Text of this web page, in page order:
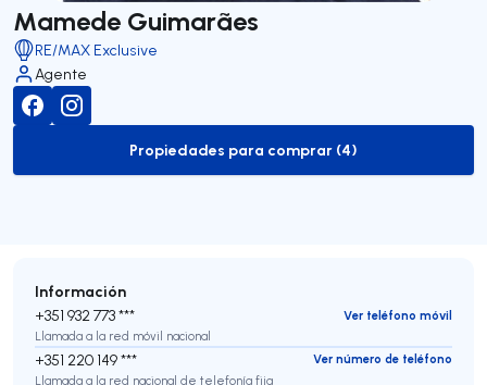
Mamede Guimarães
RE/MAX Exclusive
Agente
to-buy-listing
Propiedades para comprar (4)
Información
+351 932 773 ***
Ver teléfono móvil
Llamada a la red móvil nacional
+351 220 149 ***
Ver número de teléfono
Llamada a la red nacional de telefonía fija